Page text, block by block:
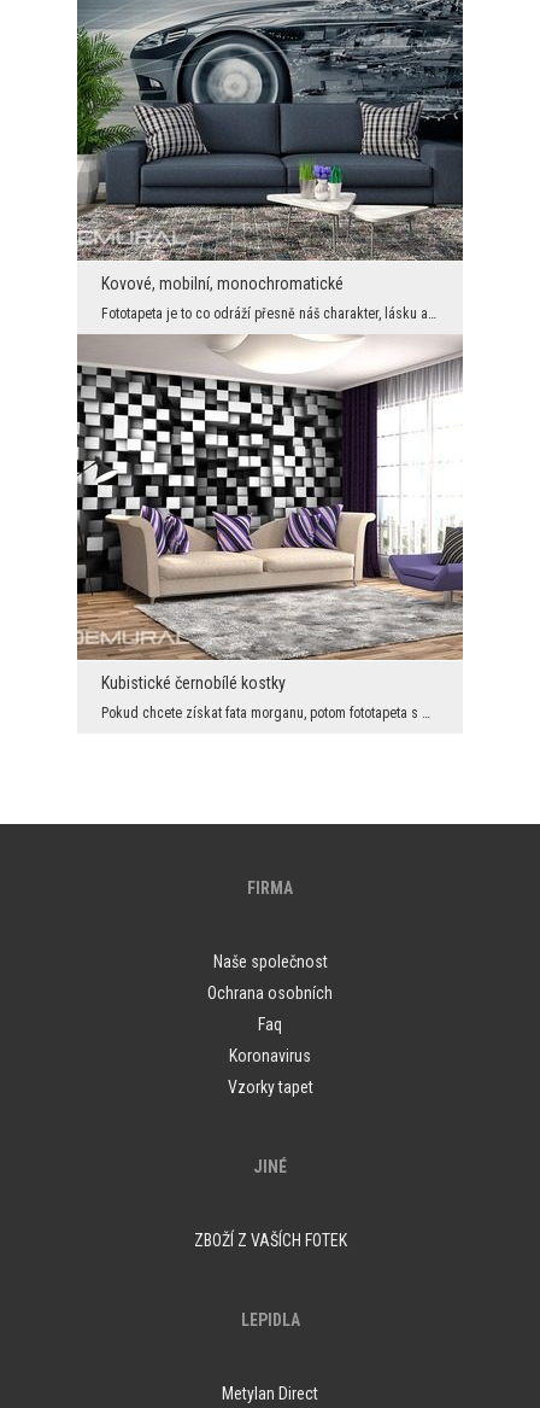
Kovové, mobilní, monochromatické
Kubistické černobílé kostky
FIRMA
Naše společnost
Ochrana osobních
Faq
Koronavirus
Vzorky tapet
JINÉ
ZBOŽÍ Z VAŠÍCH FOTEK
LEPIDLA
Metylan Direct